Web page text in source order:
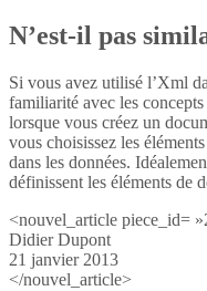
N’est-il pas
Si vous avez utilisé l’Xml
familiarité avec les
lorsque vous créez un
vous choisissez les
dans les données.
définissent les éléments de
<nouvel_article piece_id=
Didier Dupont
21 janvier 2013
</nouvel_article>